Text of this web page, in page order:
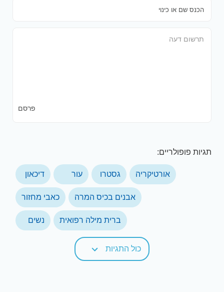
פרסם
תגיות פופולריים:
אורטיקריה גסטרו עור דיכאון
אבנים בכיס המרה כאבי מחזור
ברית מילה רפואית נשים
כול התגיות